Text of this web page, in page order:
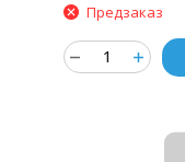
Предзаказ